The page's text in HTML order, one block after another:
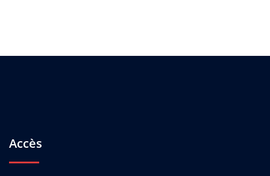
Accès